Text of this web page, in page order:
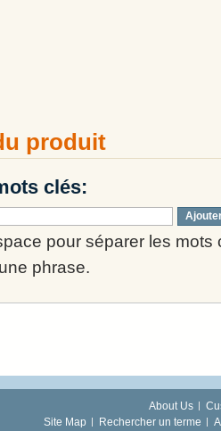
produit
clés:
pour séparer les mots
phrase.
About Us
Site Map
Rechercher un terme